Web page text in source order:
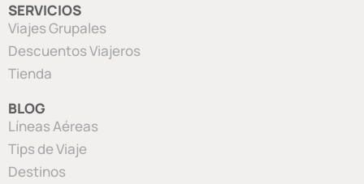
SERVICIOS
Viajes Grupales
Descuentos Viajeros
Tienda
BLOG
Líneas Aéreas
Tips de Viaje
Destinos